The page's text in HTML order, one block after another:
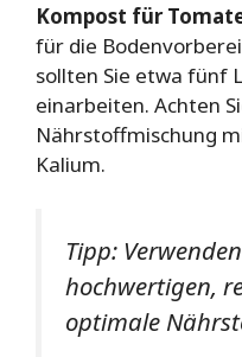
Kompost für
für die
sollten Sie etwa fünf
einarbeiten. Achten
Nährstoffmischung
Kalium.
Tipp:
hochwertigen,
optimale